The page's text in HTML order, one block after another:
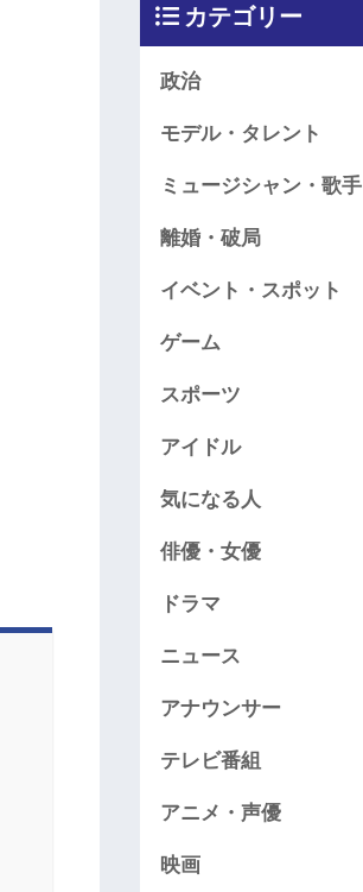
カテゴリー
政治
モデル・タレント
ミュージシャン・歌手
離婚・破局
イベント・スポット
ゲーム
スポーツ
アイドル
気になる人
俳優・女優
ドラマ
ニュース
アナウンサー
テレビ番組
アニメ・声優
映画